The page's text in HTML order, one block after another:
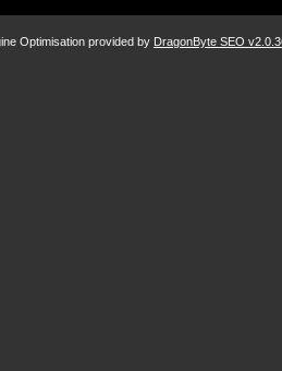
Optimisation provided by DragonByte SEO